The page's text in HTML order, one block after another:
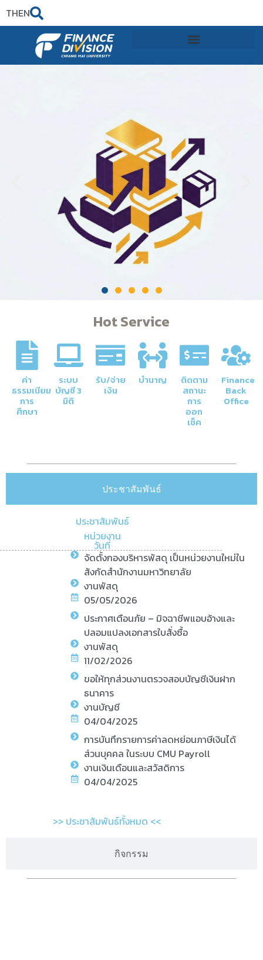
THEN
Hot Service
ค่า
ธรรมเนียม
การ
ศึกษา
ระบบ
บัญชี 3
มิติ
รับ/จ่าย
เงิน
บำนาญ ติดตาม
สถานะ
การ
ออก
เช็ค
Finance
Back
Office
ประชาสัมพันธ์
กิจกรรม
ประชาสัมพันธ์
หน่วยงาน
วันที่
จัดตั้งกองบริหารพัสดุ เป็นหน่วยงานใหม่ใน
สังกัดสำนักงานมหาวิทยาลัย
งานพัสดุ
05/05/2026
ประกาศเตือนภัย – มิจฉาชีพแอบอ้างและ
ปลอมแปลงเอกสารใบสั่งซื้อ
งานพัสดุ
11/02/2026
ขอให้ทุกส่วนงานตรวจสอบบัญชีเงินฝาก
ธนาคาร
งานบัญชี
04/04/2025
การบันทึกรายการค่าลดหย่อนภาษีเงินได้
ส่วนบุคคล ในระบบ CMU Payroll
งานเงินเดือนและสวัสดิการ
04/04/2025
>> ประชาสัมพันธ์ทั้งหมด <<